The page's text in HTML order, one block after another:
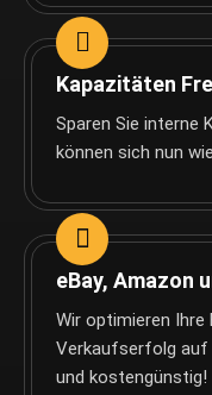
Kapazitäten
Sparen Sie interne
können sich nun
eBay, Amazon
Wir optimieren Ihre
Verkaufserfolg auf
und kostengünstig!